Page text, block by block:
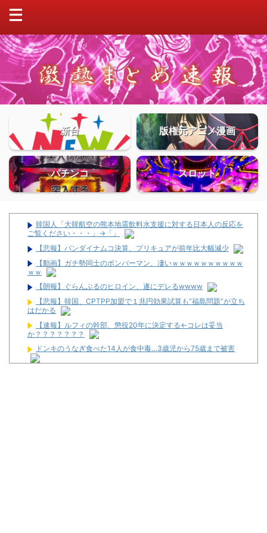
新台 版権元アニメ漫画
パチンコ スロット
韓国人「大韓航空の熊本地震飲料水支援に対する日本人の反応を
ご覧ください・・・」→「」
【悲報】バンダイナムコ決算、プリキュアが前年比大幅減少
【動画】ガチ勢同士のボンバーマン、凄いｗｗｗｗｗｗｗｗｗｗ
ｗｗ
【朗報】ぐらんぶるのヒロイン、遂にデレるwwww
【悲報】韓国、CPTPP加盟で１兆円効果試算も”福島問題”が立ち
はだかる
【速報】ルフィの幹部、懲役20年に決定する←コレは妥当
か？？？？？？？
ドンキのうなぎ食べた14人が食中毒…3歳児から75歳まで被害